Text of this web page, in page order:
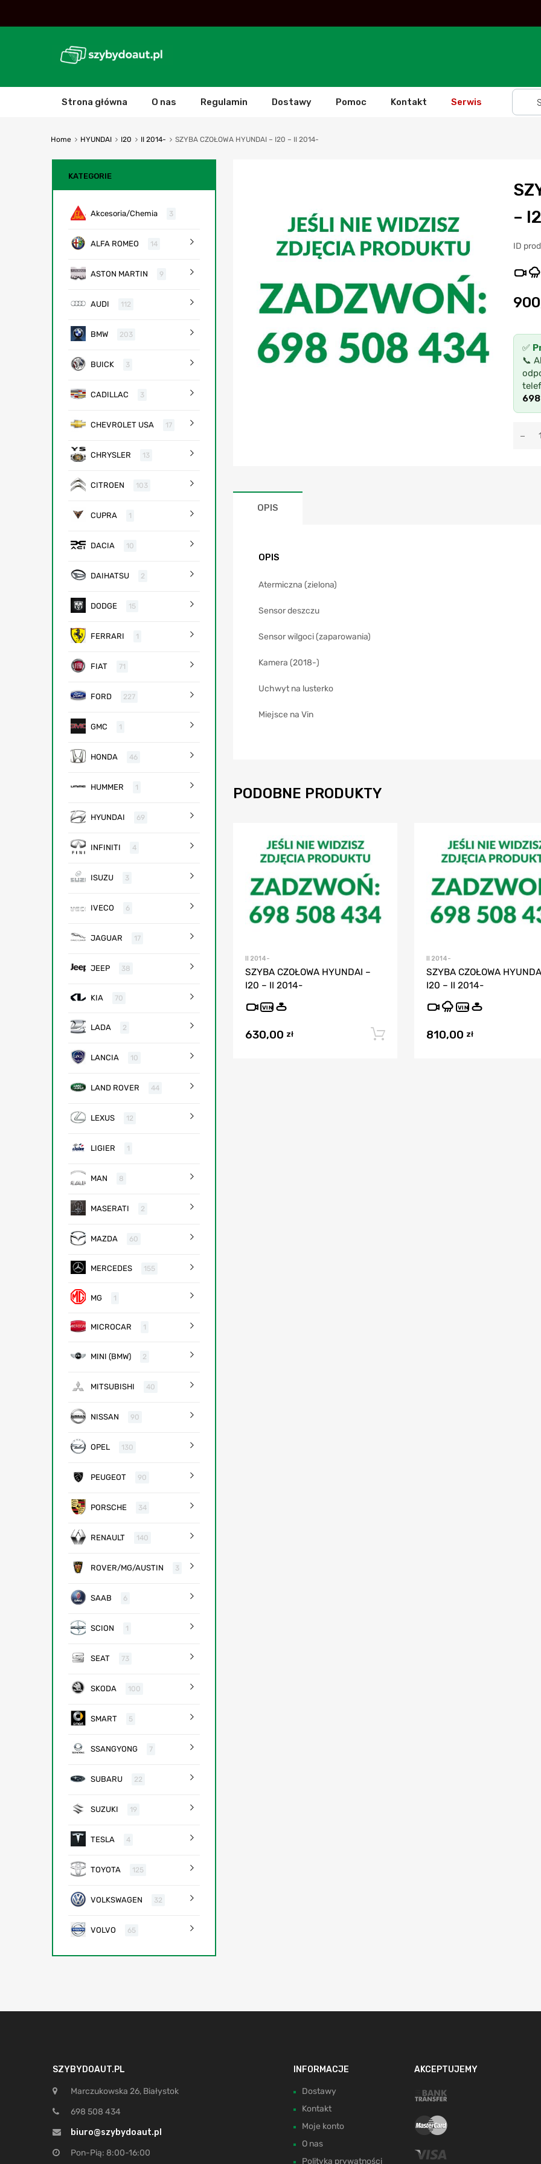
Strona główna O nas Regulamin Dostawy Pomoc Kontakt Serwis
Home HYUNDAI I20 II 2014- SZYBA CZOŁOWA HYUNDAI – I20 – II 2014-
–
ID
✅
📞
OPIS
OPIS
Atermiczna (zielona)
Sensor deszczu
Sensor wilgoci (zaparowania)
Kamera (2018-)
Uchwyt na lusterko
Miejsce na Vin
PODOBNE PRODUKTY
II 2014-
SZYBA CZOŁOWA HYUNDAI –
I20 – II 2014-
VIN
630,00 zł Dodaj do koszyka
II 2014-
SZYBA CZOŁOWA
I20 – II 2014-
VIN
810,00 zł
KATEGORIE
Akcesoria/Chemia 3
ALFA ROMEO 14
ASTON MARTIN 9
AUDI 112
BMW 203
BUICK 3
CADILLAC 3
CHEVROLET USA 17
CHRYSLER 13
CITROEN 103
CUPRA 1
DACIA 10
DAIHATSU 2
DODGE 15
FERRARI 1
FIAT 71
FORD 227
GMC 1
HONDA 46
HUMMER 1
HYUNDAI 69
INFINITI 4
ISUZU 3
IVECO 6
JAGUAR 17
JEEP 38
KIA 70
LADA 2
LANCIA 10
LAND ROVER 44
LEXUS 12
LIGIER 1
MAN 8
MASERATI 2
MAZDA 60
MERCEDES 155
MG 1
MICROCAR 1
MINI (BMW) 2
MITSUBISHI 40
NISSAN 90
OPEL 130
PEUGEOT 90
PORSCHE 34
RENAULT 140
ROVER/MG/AUSTIN 3
SAAB 6
SCION 1
SEAT 73
SKODA 100
SMART 5
SSANGYONG 7
SUBARU 22
SUZUKI 19
TESLA 4
TOYOTA 125
VOLKSWAGEN 32
VOLVO 65
SZYBYDOAUT.PL
Marczukowska 26, Białystok
698 508 434
biuro@szybydoaut.pl
Pon-Pią: 8:00-16:00
INFORMACJE
Dostawy
Kontakt
Moje konto
O nas
Polityka prywatności
AKCEPTUJEMY